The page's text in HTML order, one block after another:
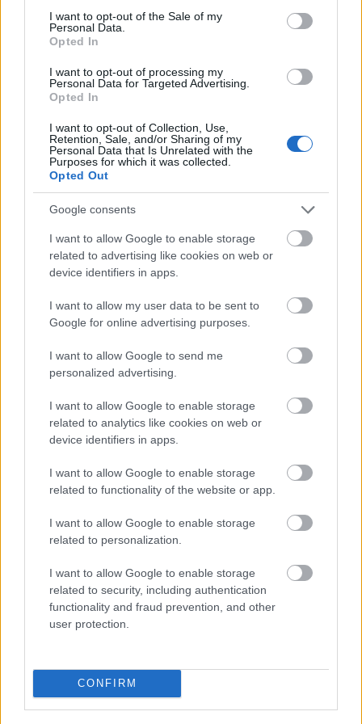
consent section.
I want to opt-out of the Sale of my
Personal Data.
Opted In
I want to opt-out of processing my
Personal Data for Targeted Advertising.
Opted In
I want to opt-out of Collection, Use,
Retention, Sale, and/or Sharing of my
Personal Data that Is Unrelated with the
Purposes for which it was collected.
Opted Out
Google consents
I want to allow Google to enable storage
related to advertising like cookies on web or
device identifiers in apps.
I want to allow my user data to be sent to
Google for online advertising purposes.
I want to allow Google to send me
personalized advertising.
I want to allow Google to enable storage
related to analytics like cookies on web or
device identifiers in apps.
I want to allow Google to enable storage
related to functionality of the website or app.
I want to allow Google to enable storage
related to personalization.
I want to allow Google to enable storage
related to security, including authentication
functionality and fraud prevention, and other
user protection.
CONFIRM
limpies adecuadamente
VALORACIONES (0)
TAMBIÉN TE RECOMENDAMOS…
PINZA PARA COLOCAR
PESTAÑAS POSTIZAS
0out of 5
3,80 €
AÑADIR AL CARRITO
Añadir a la lista de
PRODUCTOS RELACIONADOS